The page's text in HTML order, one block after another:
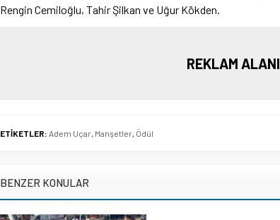
Rengin Cemiloğlu, Tahir Şilkan ve Uğur Kökden.
REKLAM ALANI
ETİKETLER: Adem Uçar, Manşetler, Ödül
BENZER KONULAR